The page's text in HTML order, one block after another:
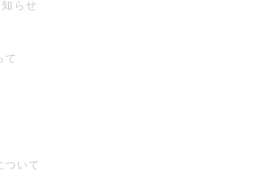
らせ
て
ついて